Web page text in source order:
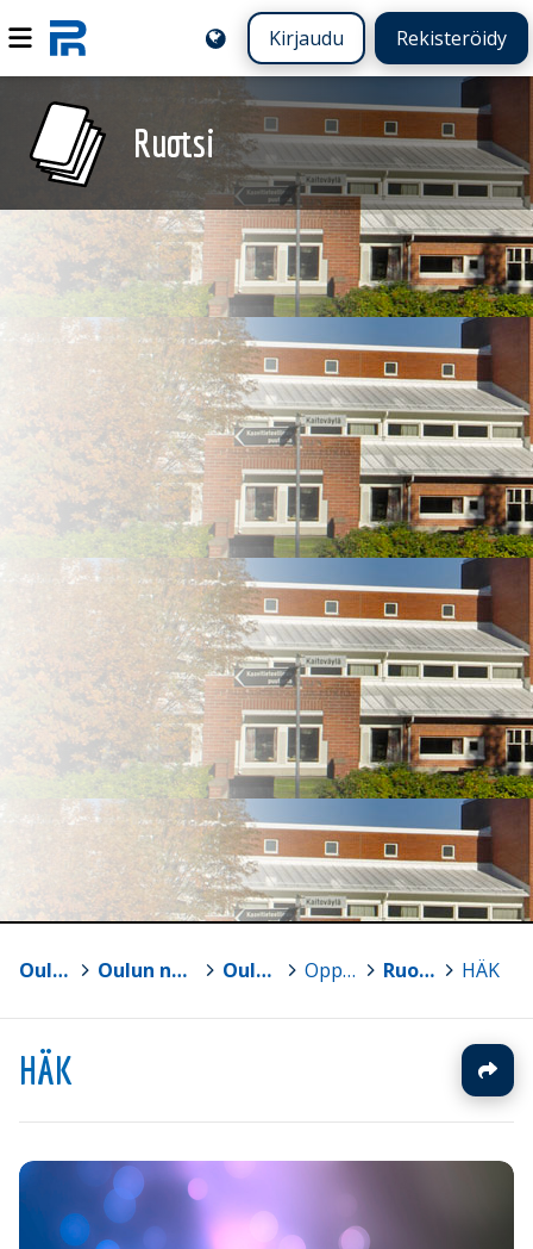
Kirjaudu Rekisteröidy
Ruotsi
Oulun yliopisto Oulun normaalikoulun lukio ja perusasteen vs. 7-9 > Oulun normaalikoulun lukio Oppiaineet Ruotsi HÄK
HÄK